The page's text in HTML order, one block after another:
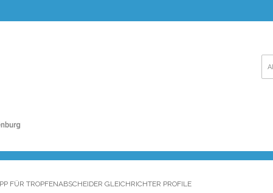
FÜR TROPFENABSCHEIDER GLEICHRICHTER PROFILE